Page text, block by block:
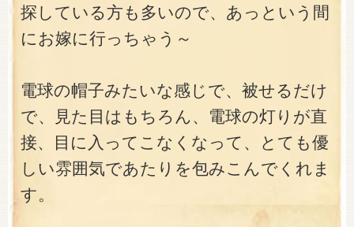
探している方も多いので、あっという間
にお嫁に行っちゃう～
電球の帽子みたいな感じで、被せるだけ
で、見た目はもちろん、電球の灯りが直
接、目に入ってこなくなって、とても優
しい雰囲気であたりを包みこんでくれま
す。